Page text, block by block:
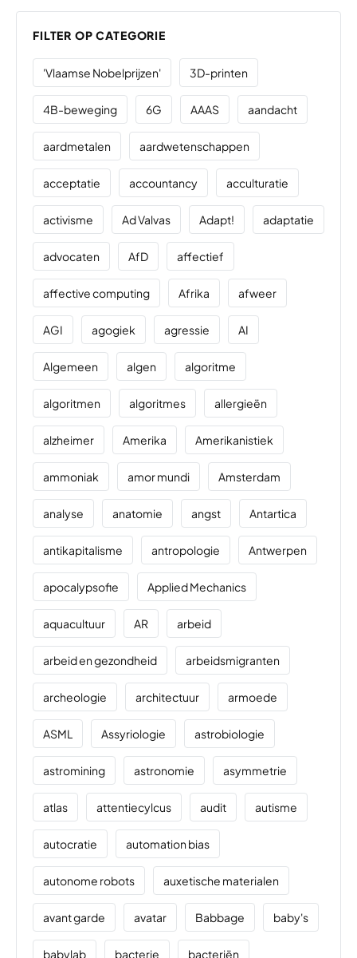
FILTER OP CATEGORIE
'Vlaamse Nobelprijzen' 3D-printen
4B-beweging 6G AAAS aandacht
aardmetalen aardwetenschappen
acceptatie accountancy acculturatie
activisme Ad Valvas Adapt! adaptatie
advocaten AfD affectief
affective computing Afrika afweer
AGI agogiek agressie AI
Algemeen algen algoritme
algoritmen algoritmes allergieën
alzheimer Amerika Amerikanistiek
ammoniak amor mundi Amsterdam
analyse anatomie angst Antartica
antikapitalisme antropologie Antwerpen
apocalypsofie Applied Mechanics
aquacultuur AR arbeid
arbeid en gezondheid arbeidsmigranten
archeologie architectuur armoede
ASML Assyriologie astrobiologie
astromining astronomie asymmetrie
atlas attentiecylcus audit autisme
autocratie automation bias
autonome robots auxetische materialen
avant garde avatar Babbage baby's
babylab bacterie bacteriën